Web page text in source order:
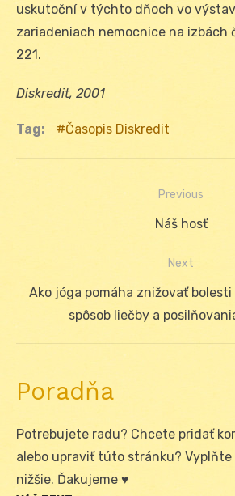
uskutoční v týchto dňoch vo
zariadeniach nemocnice na izbách
221.
Diskredit, 2001
Tag: Časopis Diskredit
Previous
Previous
Náš hosť
Next
Next
Ako jóga pomáha znižovať
spôsob liečby a
Poradňa
Potrebujete radu? Chcete pridať
alebo upraviť túto stránku?
nižšie. Ďakujeme ♥